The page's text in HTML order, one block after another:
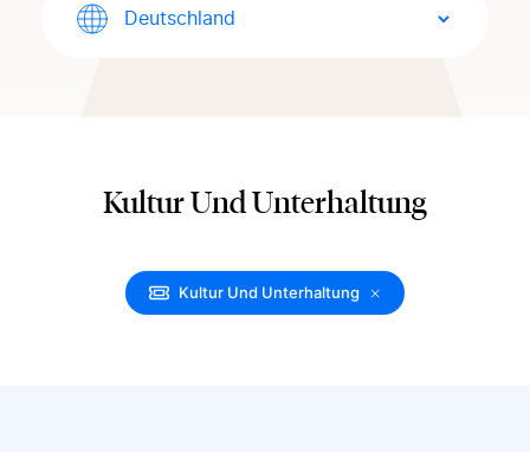
Kultur Und Unterhaltung
Kultur Und Unterhaltung